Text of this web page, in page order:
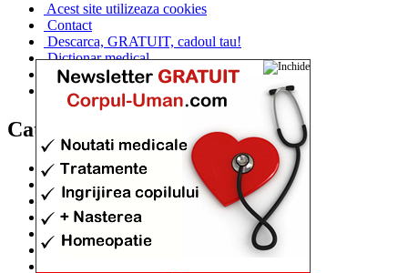
Acest site utilizeaza cookies
Contact
Descarca, GRATUIT, cadoul tau!
Dictionar medical
Dr. Cristina IANUC
Linkuri utile
Categorii
Diete si cure de slabire
(706)
Afectiuni si Boli
(401)
Corpul de la A la Z(315)
Medicina Naturista
Anatomie
(295)
Alimentatia(259)